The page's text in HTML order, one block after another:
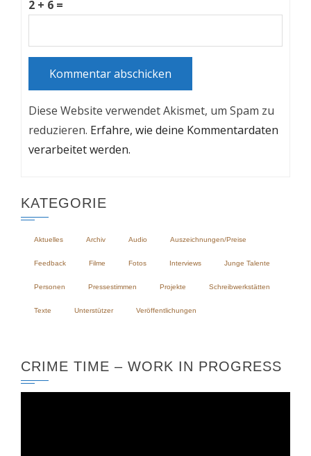
2 + 6 =
Diese Website verwendet Akismet, um Spam zu
reduzieren. Erfahre, wie deine Kommentardaten
verarbeitet werden.
KATEGORIE
Aktuelles Archiv Audio Auszeichnungen/Preise
Feedback Filme Fotos Interviews Junge Talente
Personen Pressestimmen Projekte Schreibwerkstätten
Texte Unterstützer Veröffentlichungen
CRIME TIME – WORK IN PROGRESS